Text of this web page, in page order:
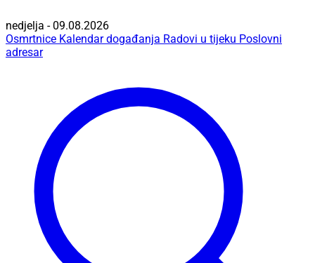
nedjelja - 09.08.2026
Osmrtnice Kalendar događanja Radovi u tijeku Poslovni
adresar